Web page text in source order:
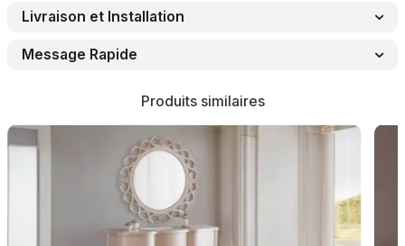
Livraison et Installation
Message Rapide
Produits similaires